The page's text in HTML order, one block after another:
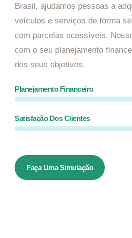
Brasil, ajudamos pessoas a
veículos e serviços de forma
com parcelas acessíveis.
com o seu planejamento
dos seus objetivos.
Planejamento Financeiro
Satisfação Dos Clientes
Faça Uma Simulação